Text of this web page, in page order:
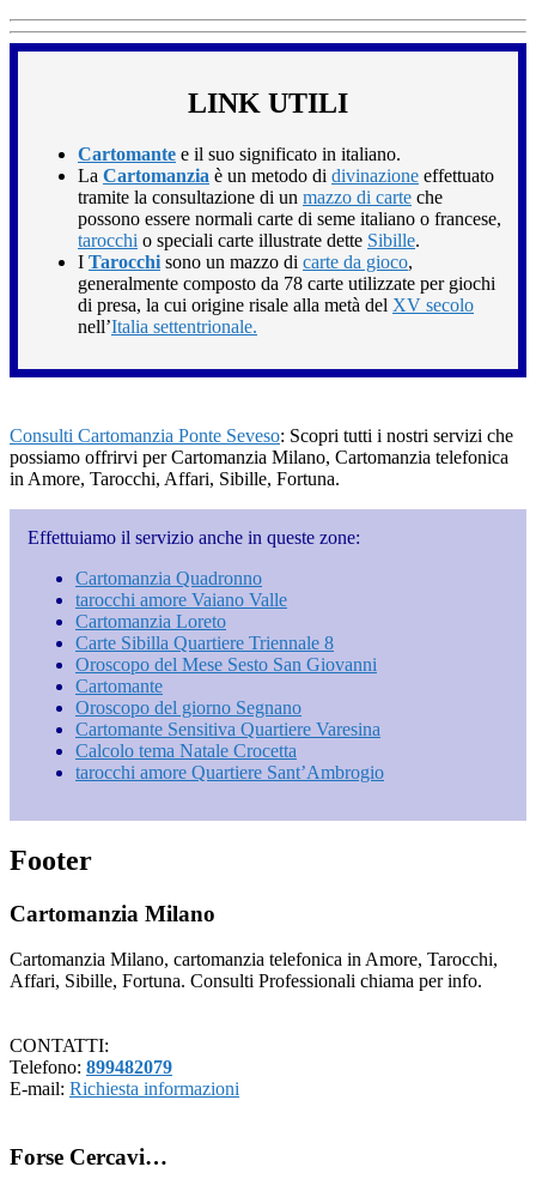
LINK UTILI
Cartomante e il suo significato in italiano.
La Cartomanzia è un metodo di divinazione effettuato
tramite la consultazione di un mazzo di carte che
possono essere normali carte di seme italiano o francese,
tarocchi o speciali carte illustrate dette Sibille.
I Tarocchi sono un mazzo di carte da gioco,
generalmente composto da 78 carte utilizzate per giochi
di presa, la cui origine risale alla metà del XV secolo
nell’Italia settentrionale.
Consulti Cartomanzia Ponte Seveso: Scopri tutti i nostri servizi che
possiamo offrirvi per Cartomanzia Milano, Cartomanzia telefonica
in Amore, Tarocchi, Affari, Sibille, Fortuna.
Effettuiamo il servizio anche in queste zone:
Cartomanzia Quadronno
tarocchi amore Vaiano Valle
Cartomanzia Loreto
Carte Sibilla Quartiere Triennale 8
Oroscopo del Mese Sesto San Giovanni
Cartomante
Oroscopo del giorno Segnano
Cartomante Sensitiva Quartiere Varesina
Calcolo tema Natale Crocetta
tarocchi amore Quartiere Sant’Ambrogio
Footer
Cartomanzia Milano
Cartomanzia Milano, cartomanzia telefonica in Amore, Tarocchi,
Affari, Sibille, Fortuna. Consulti Professionali chiama per info.
CONTATTI:
Telefono: 899482079
E-mail: Richiesta informazioni
Forse Cercavi…